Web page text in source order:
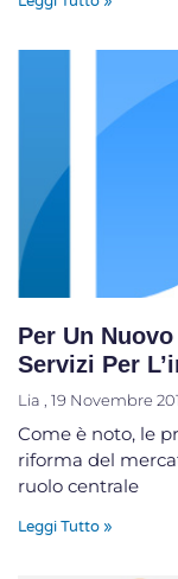
Per Un
Servizi Per
Lia 19 Novembre
Come è noto, le
riforma del
ruolo centrale
Leggi Tutto »